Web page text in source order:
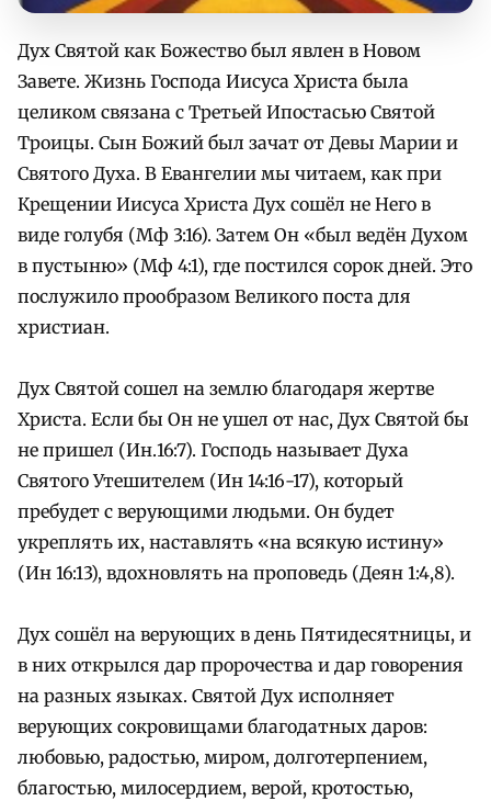
Дух Святой как Божество был явлен в Новом
Завете. Жизнь Господа Иисуса Христа была
целиком связана с Третьей Ипостасью Святой
Троицы. Сын Божий был зачат от Девы Марии и
Святого Духа. В Евангелии мы читаем, как при
Крещении Иисуса Христа Дух сошёл не Него в
виде голубя (Мф 3:16). Затем Он «был ведён Духом
в пустыню» (Мф 4:1), где постился сорок дней. Это
послужило прообразом Великого поста для
христиан.
Дух Святой сошел на землю благодаря жертве
Христа. Если бы Он не ушел от нас, Дух Святой бы
не пришел (Ин.16:7). Господь называет Духа
Святого Утешителем (Ин 14:16-17), который
пребудет с верующими людьми. Он будет
укреплять их, наставлять «на всякую истину»
(Ин 16:13), вдохновлять на проповедь (Деян 1:4,8).
Дух сошёл на верующих в день Пятидесятницы, и
в них открылся дар пророчества и дар говорения
на разных языках. Святой Дух исполняет
верующих сокровищами благодатных даров:
любовью, радостью, миром, долготерпением,
благостью, милосердием, верой, кротостью,